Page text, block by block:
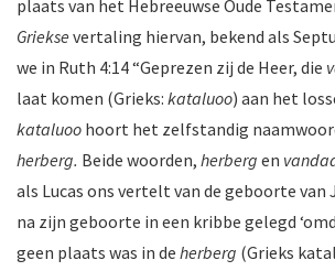
plaats van het Hebreeuwse Oude
Griekse vertaling hiervan, bekend als
we in Ruth 4:14 “Geprezen zij de Heer, die
laat komen (Grieks: kataluoo) aan het
kataluoo hoort het zelfstandig
herberg. Beide woorden, herberg en
als Lucas ons vertelt van de geboorte van
na zijn geboorte in een kribbe gelegd
geen plaats was in de herberg (Grieks